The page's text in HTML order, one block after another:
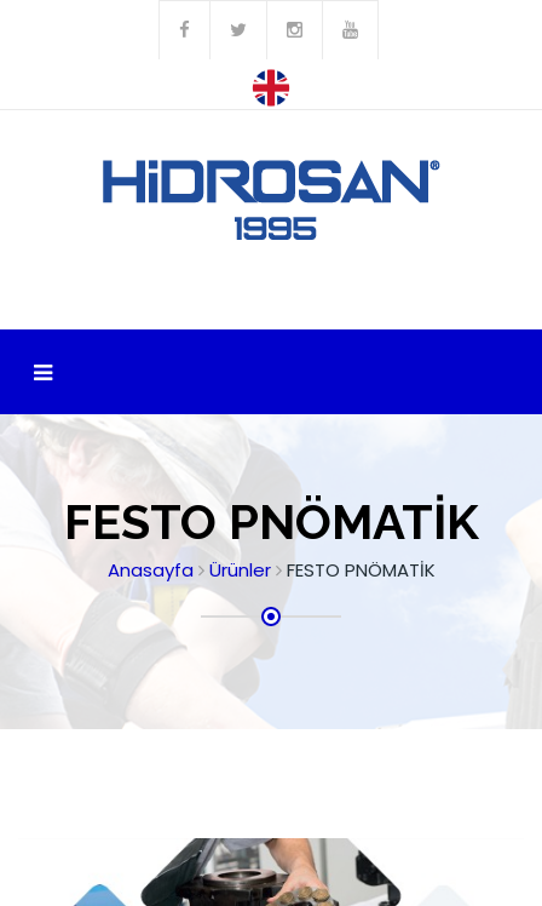
FESTO PNÖMATİK
Anasayfa Ürünler FESTO PNÖMATİK